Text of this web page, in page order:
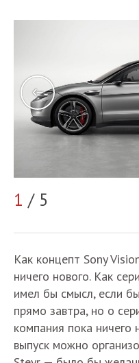
1 / 5
Как концепт Sony
ничего нового. Как
имел бы смысл, если
прямо завтра, но о
компания пока ничего
выпуск можно